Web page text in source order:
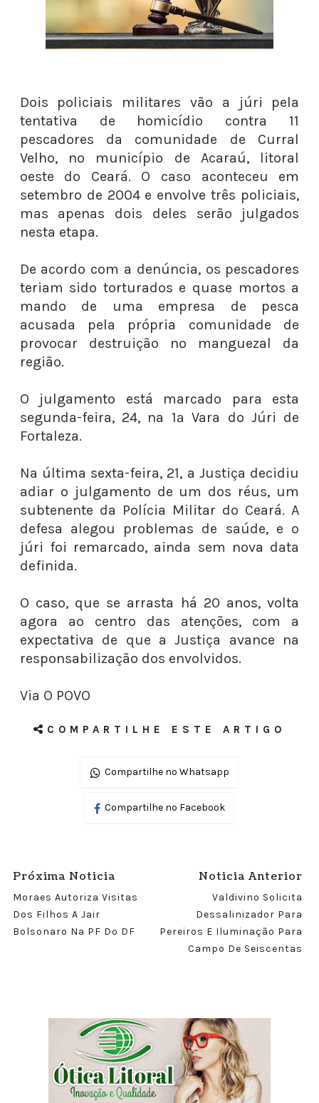
Dois policiais militares vão a júri pela
tentativa de homicídio contra 11
pescadores da comunidade de Curral
Velho, no município de Acaraú, litoral
oeste do Ceará. O caso aconteceu em
setembro de 2004 e envolve três policiais,
mas apenas dois deles serão julgados
nesta etapa.
De acordo com a denúncia, os pescadores
teriam sido torturados e quase mortos a
mando de uma empresa de pesca
acusada pela própria comunidade de
provocar destruição no manguezal da
região.
O julgamento está marcado para esta
segunda-feira, 24, na 1ª Vara do Júri de
Fortaleza.
Na última sexta-feira, 21, a Justiça decidiu
adiar o julgamento de um dos réus, um
subtenente da Polícia Militar do Ceará. A
defesa alegou problemas de saúde, e o
júri foi remarcado, ainda sem nova data
definida.
O caso, que se arrasta há 20 anos, volta
agora ao centro das atenções, com a
expectativa de que a Justiça avance na
responsabilização dos envolvidos.
Via O POVO
COMPARTILHE ESTE ARTIGO
Compartilhe no Whatsapp
Compartilhe no Facebook
Próxima Noticia
Moraes Autoriza Visitas
Dos Filhos A Jair
Bolsonaro Na PF Do DF
Noticia Anterior
Valdivino Solicita
Dessalinizador Para
Pereiros E Iluminação Para
Campo De Seiscentas